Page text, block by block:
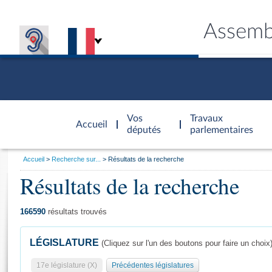
Accueil
d'accueil
Vos
députés
Travaux
parlementaires
Général
Vous
Accueil Recherche sur... Résultats de la recherche
Résultats de la recherche
166590 résultats trouvés
LÉGISLATURE (Cliquez sur l'un des boutons pour faire un choix)
17e législature (X) Précédentes législatures